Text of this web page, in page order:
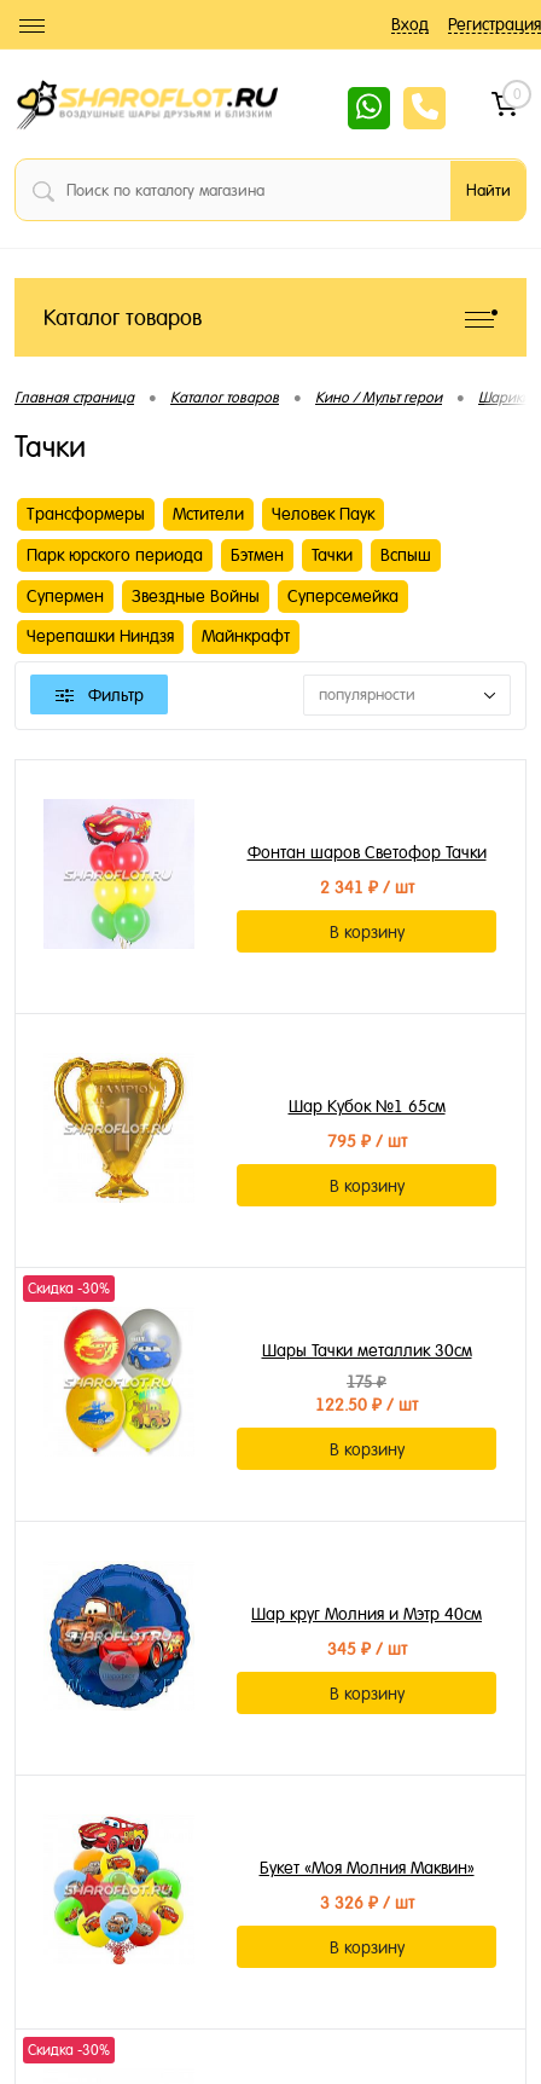
Вход Регистрация
0
Каталог товаров
Главная страница • Каталог товаров • Кино / Мульт герои • Шарики
Тачки
Трансформеры Мстители Человек Паук
Парк юрского периода Бэтмен Тачки Вспыш
Супермен Звездные Войны Суперсемейка
Черепашки Ниндзя Майнкрафт
Фильтр популярности
Фонтан шаров Светофор Тачки
2 341 ₽/ шт
В корзину
Шар Кубок №1 65см
795 ₽/ шт
В корзину
Скидка -30%
Шары Тачки металлик 30см
175 ₽
122.50 ₽/ шт
В корзину
Шар круг Молния и Мэтр 40см
345 ₽/ шт
В корзину
Букет «Моя Молния Маквин»
3 326 ₽/ шт
В корзину
Скидка -30%